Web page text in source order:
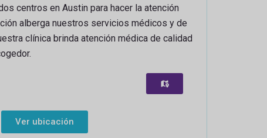
centros en Austin para hacer la atención
alberga nuestros servicios médicos y de
clínica brinda atención médica de calidad
Ver ubicación